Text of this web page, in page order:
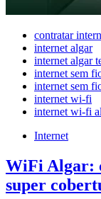
contratar
internet algar
internet algar
internet sem
internet sem
internet wi-fi
internet wi-fi
Internet
WiFi Algar:
super